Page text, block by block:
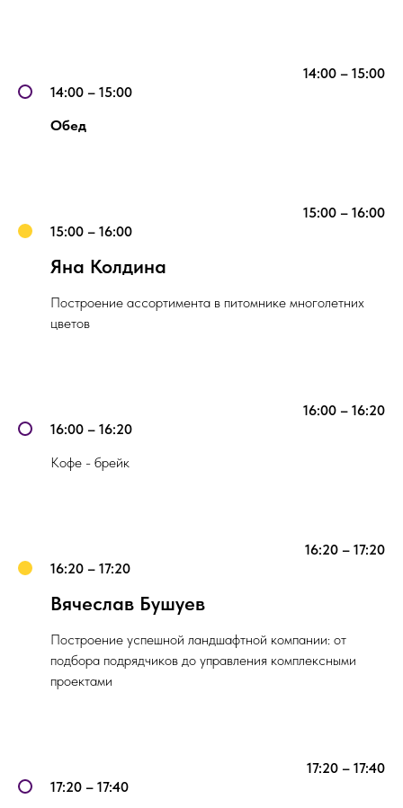
14:00 – 15:00
14:00 – 15:00
Обед
15:00 – 16:00
15:00 – 16:00
Яна Колдина
Построение ассортимента в питомнике многолетних
цветов
16:00 – 16:20
16:00 – 16:20
Кофе - брейк
16:20 – 17:20
16:20 – 17:20
Вячеслав Бушуев
Построение успешной ландшафтной компании: от
подбора подрядчиков до управления комплексными
проектами
17:20 – 17:40
17:20 – 17:40